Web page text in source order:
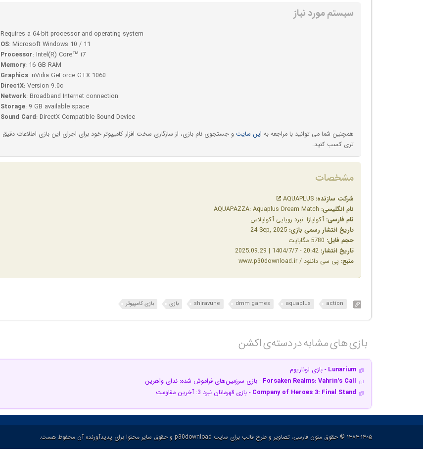
سیستم مورد نیاز
Requires a 64-bit processor and operating system
OS: Microsoft Windows 10 / 11
Processor: Intel(R) Core™ i7
Memory: 16 GB RAM
Graphics: nVidia GeForce GTX 1060
DirectX: Version 9.0c
Network: Broadband Internet connection
Storage: 9 GB available space
Sound Card: DirectX Compatible Sound Device
همچنین شما می توانید با مراجعه به این سایت و جستجوی نام بازی، از سازگاری سخت افزار کامیپوتر خود برای اجرای این بازی اطلاعات دقیق
تری کسب کنید.
مشخصات
شرکت سازنده:
نام انگلیسی:
نام فارسی: آکواپازا: نبرد رویایی آکواپلاس
تاریخ انتشار رسمی بازی:
حجم فایل:
تاریخ انتشار:
منبع: پی سی دانلود / www.p30download.ir
action
aquaplus
dmm games
shiravune بازی بازی کامپیوتر
بازی های مشابه در دسته‌ی‌ اکشن‎
Lunarium - بازی لوناریوم
Forsaken Realms: Vahrin's Call - بازی سرزمین‌های فراموش شده: ندای واهرین
Company of Heroes 3: Final Stand - بازی قهرمانان نبرد 3: آخرین مقاومت
۱۳۸۳-۱۴۰۵ © حقوق متون فارسی، تصاویر و طرح قالب برای سایت p30download و حقوق سایر محتوا برای پدیدآورنده آن محفوظ هست.